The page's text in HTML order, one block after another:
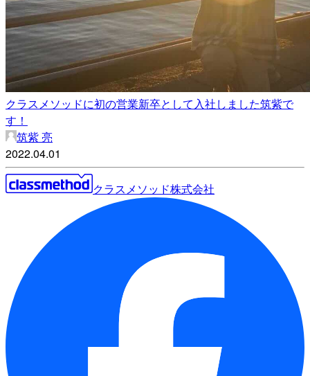
クラスメソッドに初の営業新卒として入社しました筑紫で
す！
筑紫 亮
2022.04.01
クラスメソッド株式会社